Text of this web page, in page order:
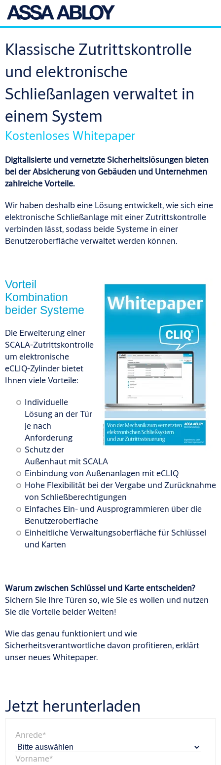
Klassische Zutrittskontrolle
und elektronische
Schließanlagen verwaltet in
einem System
Kostenloses Whitepaper
Digitalisierte und vernetzte Sicherheitslösungen bieten
bei der Absicherung von Gebäuden und Unternehmen
zahlreicheVorteile.
Wir haben deshalb eine Lösung entwickelt, wie sich eine
elektronische Schließanlage mit einer Zutrittskontrolle
verbinden lässt, sodass beide Systeme in einer
Benutzeroberfläche verwaltet werden können.
Vorteil
Kombination
beider Systeme
Die Erweiterung einer
SCALA-Zutrittskontrolle
um elektronische
eCLIQ-Zylinder bietet
Ihnen viele Vorteile:
Individuelle
Lösung an der Tür
je nach
Anforderung
Schutz der
Außenhaut mit SCALA
Einbindung von Außenanlagen mit eCLIQ
Hohe Flexibilität bei der Vergabe und Zurücknahme
von Schließberechtigungen
Einfaches Ein- und Ausprogrammieren über die
Benutzeroberfläche
Einheitliche Verwaltungsoberfläche für Schlüssel
und Karten
Warum zwischen Schlüssel und Karte entscheiden?
Sichern Sie Ihre Türen so, wie Sie es wollen und nutzen
Sie die Vorteile beider Welten!
Wie das genau funktioniert und wie
Sicherheitsverantwortliche davon profitieren, erklärt
unser neues Whitepaper.
Jetzt herunterladen
Anrede*
Vorname*